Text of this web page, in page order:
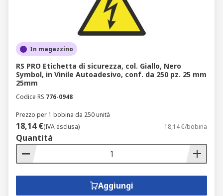
In magazzino
RS PRO Etichetta di sicurezza, col. Giallo, Nero
Symbol, in Vinile Autoadesivo, conf. da 250 pz. 25 mm
25mm
Codice RS 776-0948
Prezzo per 1 bobina da 250 unità
18,14 €(IVA esclusa) 18,14 €/bobina
Quantità
Aggiungi